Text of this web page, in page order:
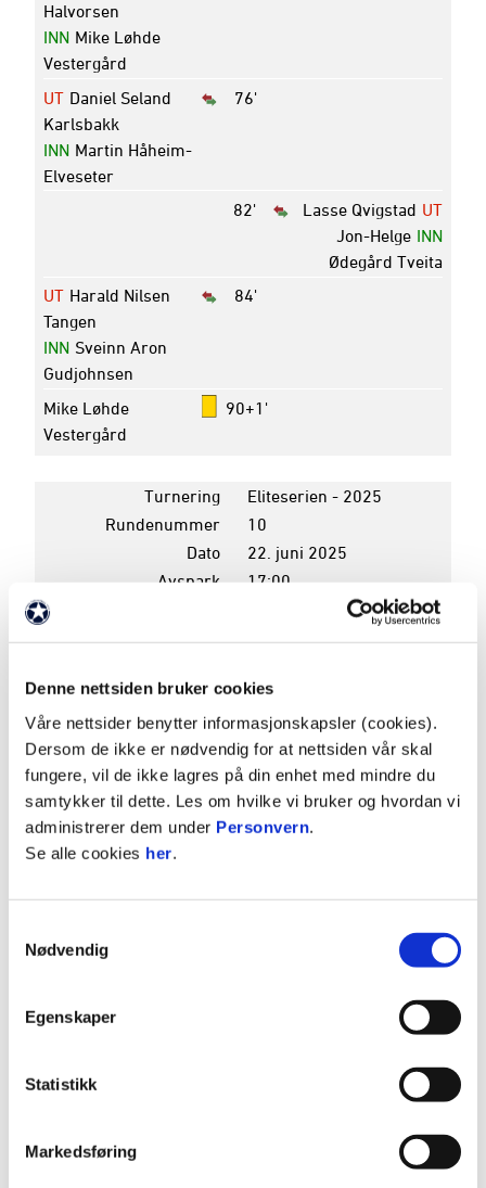
Denne nettsiden bruker cookies
Våre nettsider benytter informasjonskapsler (cookies).
Dersom de ikke er nødvendig for at nettsiden vår skal
fungere, vil de ikke lagres på din enhet med mindre du
samtykker til dette. Les om hvilke vi bruker og hvordan vi
administrerer dem under Personvern.
Se alle cookies her.
Nødvendig
Egenskaper
Statistikk
Markedsføring
Halvorsen
INN Mike Løhde
Vestergård
76'
UT Daniel Seland
Karlsbakk
INN Martin Håheim-
Elveseter
82'
UT
Lasse Qvigstad
INN
Jon-Helge
Ødegård Tveita
84'
UT Harald Nilsen
Tangen
INN Sveinn Aron
Gudjohnsen
90+1'
Mike Løhde
Vestergård
Turnering
Eliteserien - 2025
Rundenummer
10
Dato
22. juni 2025
Avspark
17:00
K P
1 BODØ/GLIMT 16 38
2 VIKING 15 37
3 TROMSØ
14